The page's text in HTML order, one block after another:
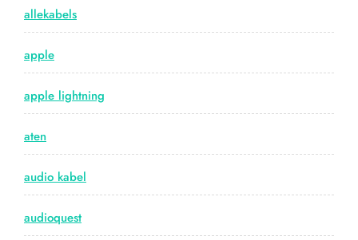
allekabels
apple
apple lightning
aten
audio kabel
audioquest